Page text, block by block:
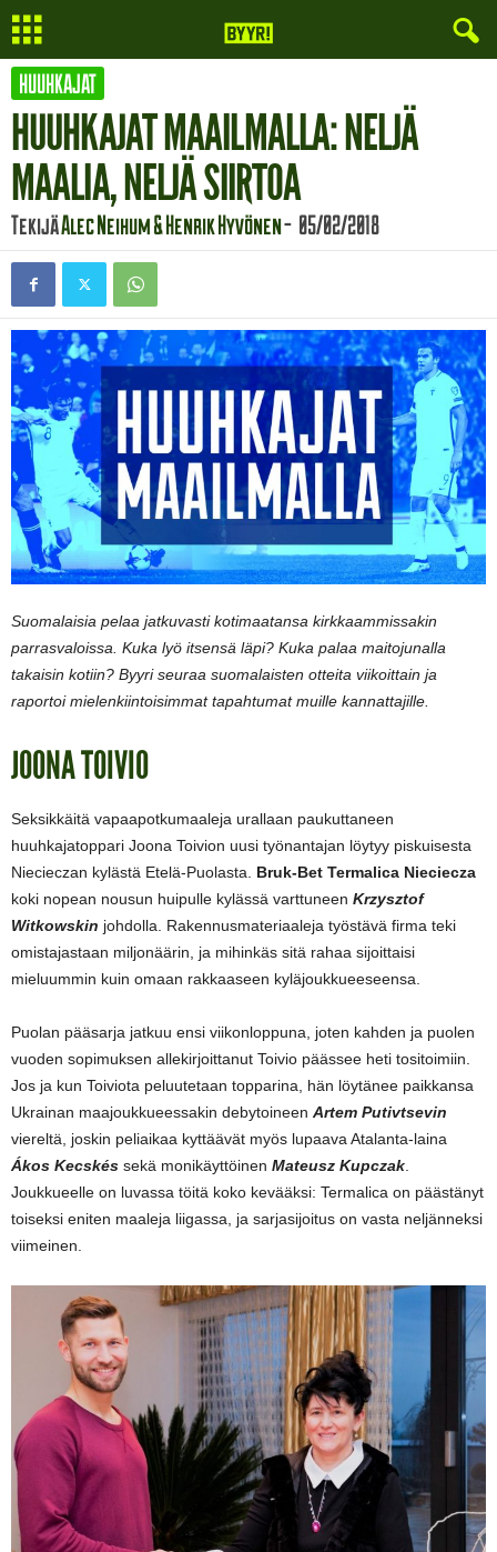
HUUHKAJAT
HUUHKAJAT MAAILMALLA: NELJÄ
MAALIA, NELJÄ SIIRTOA
TekijäAlec Neihum & Henrik Hyvönen- 05/02/2018
Suomalaisia pelaa jatkuvasti kotimaatansa kirkkaammissakin
parrasvaloissa. Kuka lyö itsensä läpi? Kuka palaa maitojunalla
takaisin kotiin? Byyri seuraa suomalaisten otteita viikoittain ja
raportoi mielenkiintoisimmat tapahtumat muille kannattajille.
JOONA TOIVIO
Seksikkäitä vapaapotkumaaleja urallaan paukuttaneen
huuhkajatoppari Joona Toivion uusi työnantajan löytyy piskuisesta
Niecieczan kylästä Etelä-Puolasta. Bruk-Bet Termalica Nieciecza
koki nopean nousun huipulle kylässä varttuneen Krzysztof
Witkowskin johdolla. Rakennusmateriaaleja työstävä firma teki
omistajastaan miljonäärin, ja mihinkäs sitä rahaa sijoittaisi
mieluummin kuin omaan rakkaaseen kyläjoukkueeseensa.
Puolan pääsarja jatkuu ensi viikonloppuna, joten kahden ja puolen
vuoden sopimuksen allekirjoittanut Toivio päässee heti tositoimiin.
Jos ja kun Toiviota peluutetaan topparina, hän löytänee paikkansa
Ukrainan maajoukkueessakin debytoineen Artem Putivtsevin
viereltä, joskin peliaikaa kyttäävät myös lupaava Atalanta-laina
Ákos Kecskés sekä monikäyttöinen Mateusz Kupczak
Joukkueelle on luvassa töitä koko kevääksi: Termalica on päästänyt
toiseksi eniten maaleja liigassa, ja sarjasijoitus on vasta neljänneksi
viimeinen.